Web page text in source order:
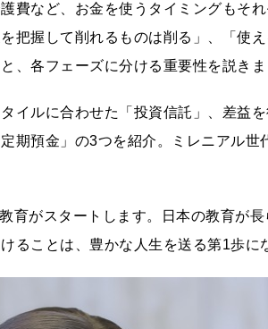
費など、お金を使うタイミングもそ
把握して削れるものは削る」、「使
、各フェーズに分ける重要性を説きま
イルに合わせた「投資信託」、差益
期預金」の3つを紹介。ミレニアル世
育がスタートします。日本の教育が
ることは、豊かな人生を送る第1歩に